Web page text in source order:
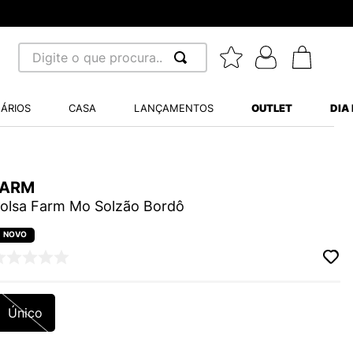
Digite o que procura...
CASA LANÇAMENTOS OUTLET DIA
Farm Mo Solzão Bordô
Único
BALANCE 530
WHITE
VANS ULTRARANGE